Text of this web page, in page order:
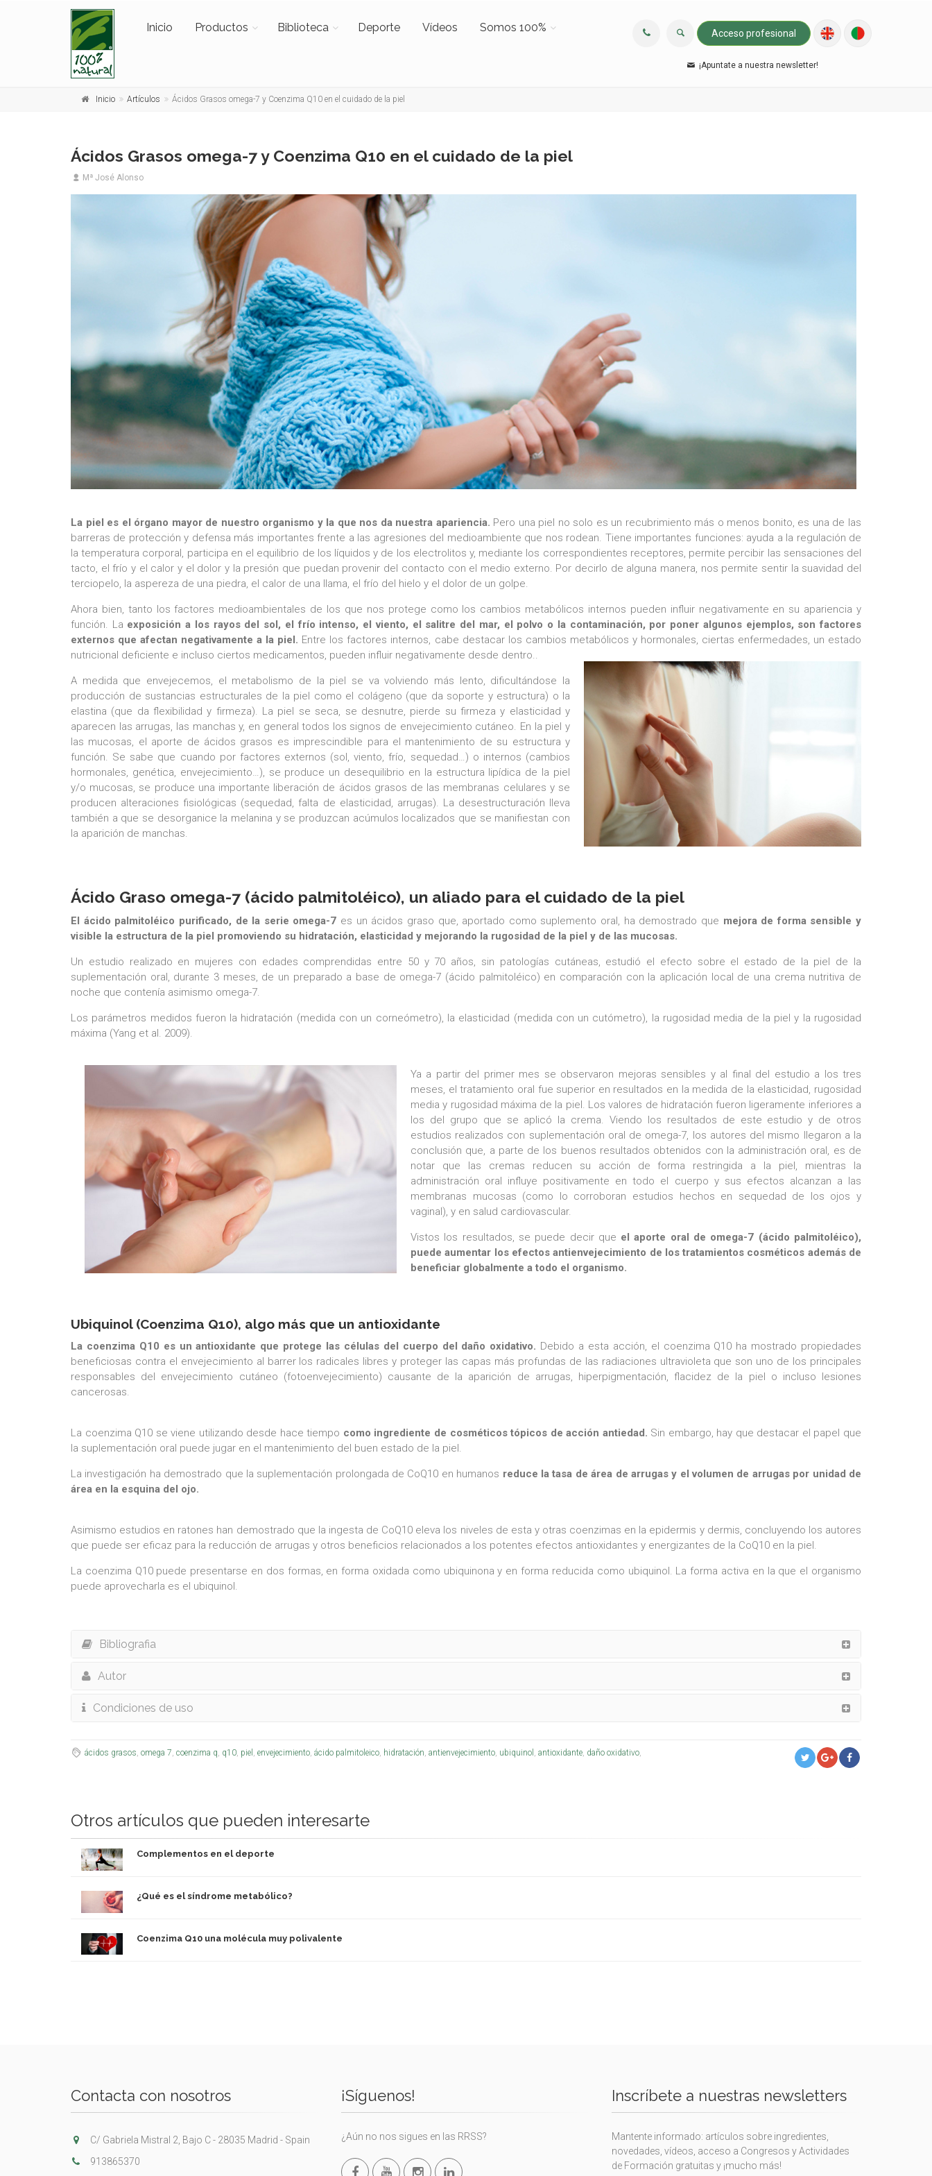
Inicio Productos Biblioteca Deporte Vídeos Somos 100% Acceso profesional
¡Apuntate a nuestra newsletter!
Inicio Artículos Ácidos Grasos omega-7 y Coenzima Q10 en el cuidado de la piel
Ácidos Grasos omega-7 y Coenzima Q10 en el cuidado de la piel
Mª José Alonso
La piel es el órgano mayor de nuestro organismo y la que nos da nuestra apariencia. Pero una piel no solo es un recubrimiento más o menos bonito, es una de las
barreras de protección y defensa más importantes frente a las agresiones del medioambiente que nos rodean. Tiene importantes funciones: ayuda a la regulación de
la temperatura corporal, participa en el equilibrio de los líquidos y de los electrolitos y, mediante los correspondientes receptores, permite percibir las sensaciones del
tacto, el frío y el calor y el dolor y la presión que puedan provenir del contacto con el medio externo. Por decirlo de alguna manera, nos permite sentir la suavidad del
terciopelo, la aspereza de una piedra, el calor de una llama, el frío del hielo y el dolor de un golpe.
Ahora bien, tanto los factores medioambientales de los que nos protege como los cambios metabólicos internos pueden influir negativamente en su apariencia y
función. La exposición a los rayos del sol, el frío intenso, el viento, el salitre del mar, el polvo o la contaminación, por poner algunos ejemplos, son factores
externos que afectan negativamente a la piel. Entre los factores internos, cabe destacar los cambios metabólicos y hormonales, ciertas enfermedades, un estado
nutricional deficiente e incluso ciertos medicamentos, pueden influir negativamente desde dentro.​​​​​​.
A medida que envejecemos, el metabolismo de la piel se va volviendo más lento, dificultándose la
producción de sustancias estructurales de la piel como el colágeno (que da soporte y estructura) o la
elastina (que da flexibilidad y firmeza). La piel se seca, se desnutre, pierde su firmeza y elasticidad y
aparecen las arrugas, las manchas y, en general todos los signos de envejecimiento cutáneo. En la piel y
las mucosas, el aporte de ácidos grasos es imprescindible para el mantenimiento de su estructura y
función. Se sabe que cuando por factores externos (sol, viento, frío, sequedad…) o internos (cambios
hormonales, genética, envejecimiento…), se produce un desequilibrio en la estructura lipídica de la piel
y/o mucosas, se produce una importante liberación de ácidos grasos de las membranas celulares y se
producen alteraciones fisiológicas (sequedad, falta de elasticidad, arrugas). La desestructuración lleva
también a que se desorganice la melanina y se produzcan acúmulos localizados que se manifiestan con
la aparición de manchas.
Ácido Graso omega-7 (ácido palmitoléico), un aliado para el cuidado de la piel
El ácido palmitoléico purificado, de la serie omega-7 es un ácidos graso que, aportado como suplemento oral, ha demostrado que mejora de forma sensible y
visible la estructura de la piel promoviendo su hidratación, elasticidad y mejorando la rugosidad de la piel y de las mucosas.
Un estudio realizado en mujeres con edades comprendidas entre 50 y 70 años, sin patologías cutáneas, estudió el efecto sobre el estado de la piel de la
suplementación oral, durante 3 meses, de un preparado a base de omega-7 (ácido palmitoléico) en comparación con la aplicación local de una crema nutritiva de
noche que contenía asimismo omega-7.
Los parámetros medidos fueron la hidratación (medida con un corneómetro), la elasticidad (medida con un cutómetro), la rugosidad media de la piel y la rugosidad
máxima (Yang et al. 2009).
Ya a partir del primer mes se observaron mejoras sensibles y al final del estudio a los tres
meses, el tratamiento oral fue superior en resultados en la medida de la elasticidad, rugosidad
media y rugosidad máxima de la piel. Los valores de hidratación fueron ligeramente inferiores a
los del grupo que se aplicó la crema. Viendo los resultados de este estudio y de otros
estudios realizados con suplementación oral de omega-7, los autores del mismo llegaron a la
conclusión que, a parte de los buenos resultados obtenidos con la administración oral, es de
notar que las cremas reducen su acción de forma restringida a la piel, mientras la
administración oral influye positivamente en todo el cuerpo y sus efectos alcanzan a las
membranas mucosas (como lo corroboran estudios hechos en sequedad de los ojos y
vaginal), y en salud cardiovascular.
Vistos los resultados, se puede decir que el aporte oral de omega-7 (ácido palmitoléico),
puede aumentar los efectos antienvejecimiento de los tratamientos cosméticos además de
beneficiar globalmente a todo el organismo.
Ubiquinol (Coenzima Q10), algo más que un antioxidante
La coenzima Q10 es un antioxidante que protege las células del cuerpo del daño oxidativo. Debido a esta acción, el coenzima Q10 ha mostrado propiedades
beneficiosas contra el envejecimiento al barrer los radicales libres y proteger las capas más profundas de las radiaciones ultravioleta que son uno de los principales
responsables del envejecimiento cutáneo (fotoenvejecimiento) causante de la aparición de arrugas, hiperpigmentación, flacidez de la piel o incluso lesiones
cancerosas.
La coenzima Q10 se viene utilizando desde hace tiempo como ingrediente de cosméticos tópicos de acción antiedad. Sin embargo, hay que destacar el papel que
la suplementación oral puede jugar en el mantenimiento del buen estado de la piel.
La investigación ha demostrado que la suplementación prolongada de CoQ10 en humanos reduce la tasa de área de arrugas y el volumen de arrugas por unidad de
área en la esquina del ojo.
Asimismo estudios en ratones han demostrado que la ingesta de CoQ10 eleva los niveles de esta y otras coenzimas en la epidermis y dermis, concluyendo los autores
que puede ser eficaz para la reducción de arrugas y otros beneficios relacionados a los potentes efectos antioxidantes y energizantes de la CoQ10 en la piel.
La coenzima Q10 puede presentarse en dos formas, en forma oxidada como ubiquinona y en forma reducida como ubiquinol. La forma activa en la que el organismo
puede aprovecharla es el ubiquinol.
Bibliografia
Autor
Condiciones de uso
ácidos grasos, omega 7, coenzima q, q10, piel , envejecimiento, ácido palmitoleico, hidratación, antienvejecimiento, ubiquinol , antioxidante, daño oxidativo,
Otros artículos que pueden interesarte
Complementos en el deporte
¿Qué es el síndrome metabólico?
Coenzima Q10 una molécula muy polivalente
Contacta con nosotros
C/ Gabriela Mistral 2, Bajo C - 28035 Madrid - Spain
913865370
¡Síguenos!
¿Aún no nos sigues en las RRSS?
Inscríbete a nuestras newsletters
Mantente informado: artículos sobre ingredientes,
novedades, vídeos, acceso a Congresos y Actividades
de Formación gratuitas y ¡mucho más!